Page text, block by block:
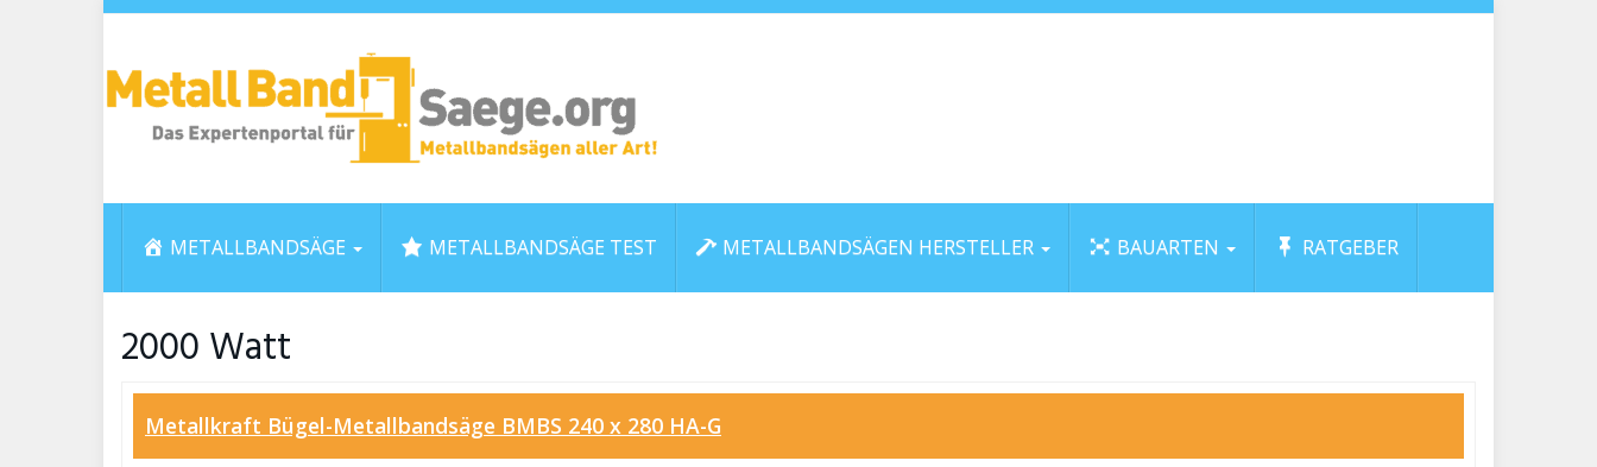
METALLBANDSÄGE METALLBANDSÄGE TEST METALLBANDSÄGEN HERSTELLER BAUARTEN RATGEBER
2000 Watt
Metallkraft Bügel-Metallbandsäge BMBS 240 x 280 HA-G